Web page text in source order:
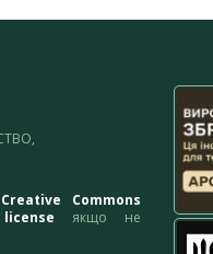
Creative Commons
якщо не